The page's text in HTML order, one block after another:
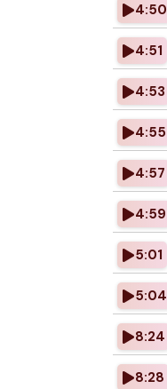
4:50
4:51
4:53
4:55
4:57
4:59
5:01
5:04
8:24
8:28